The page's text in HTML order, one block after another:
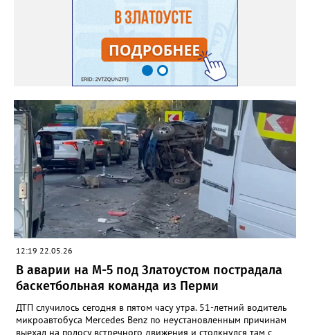
12:19 22.05.26
В аварии на М-5 под Златоустом пострадала
баскетбольная команда из Перми
ДТП случилось сегодня в пятом часу утра. 51-летний водитель
микроавтобуса Mercedes Benz по неустановленным причинам
выехал на полосу встречного движения и столкнулся там с